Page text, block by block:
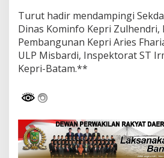
Turut hadir mendampingi
Dinas Kominfo Kepri Zulhendri,
Pembangunan Kepri Aries
ULP Misbardi, Inspektorat ST
Kepri-Batam.**